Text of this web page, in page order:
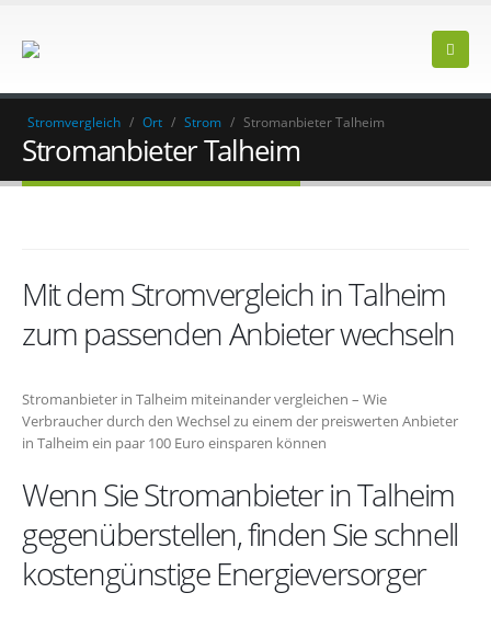
Stromvergleich / Ort / Strom / Stromanbieter Talheim
Stromanbieter Talheim
Mit dem Stromvergleich in Talheim
zum passenden Anbieter wechseln
Stromanbieter in Talheim miteinander vergleichen – Wie
Verbraucher durch den Wechsel zu einem der preiswerten Anbieter
in Talheim ein paar 100 Euro einsparen können
Wenn Sie Stromanbieter in Talheim
gegenüberstellen, finden Sie schnell
kostengünstige Energieversorger